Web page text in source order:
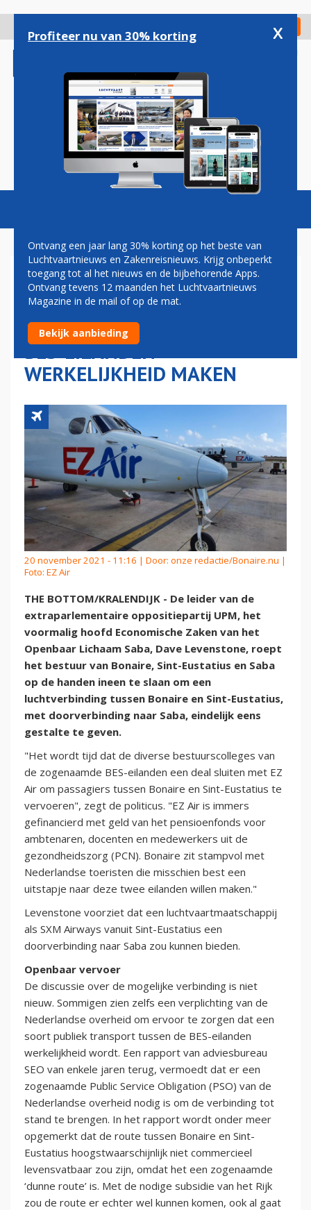
gaan
Check in
Magazine Podcasts Vacatures
SABAANSE POLITICUS
LEVENSTONE WIL
LUCHTVERBINDING TUSSEN
BES-EILANDEN
WERKELIJKHEID MAKEN
20 november 2021 - 11:16 | Door: onze redactie/Bonaire.nu |
Foto: EZ Air
THE BOTTOM/KRALENDIJK - De leider van de
extraparlementaire oppositiepartij UPM, het
voormalig hoofd Economische Zaken van het
Openbaar Lichaam Saba, Dave Levenstone, roept
het bestuur van Bonaire, Sint-Eustatius en Saba
op de handen ineen te slaan om een
luchtverbinding tussen Bonaire en Sint-Eustatius,
met doorverbinding naar Saba, eindelijk eens
gestalte te geven.
"Het wordt tijd dat de diverse bestuurscolleges van
de zogenaamde BES-eilanden een deal sluiten met EZ
Air om passagiers tussen Bonaire en Sint-Eustatius te
vervoeren", zegt de politicus. "EZ Air is immers
gefinancierd met geld van het pensioenfonds voor
ambtenaren, docenten en medewerkers uit de
gezondheidszorg (PCN). Bonaire zit stampvol met
Nederlandse toeristen die misschien best een
uitstapje naar deze twee eilanden willen maken."
Levenstone voorziet dat een luchtvaartmaatschappij
als SXM Airways vanuit Sint-Eustatius een
doorverbinding naar Saba zou kunnen bieden.
Openbaar vervoer
De discussie over de mogelijke verbinding is niet
nieuw. Sommigen zien zelfs een verplichting van de
Nederlandse overheid om ervoor te zorgen dat een
soort publiek transport tussen de BES-eilanden
werkelijkheid wordt. Een rapport van adviesbureau
SEO van enkele jaren terug, vermoedt dat er een
zogenaamde Public Service Obligation (PSO) van de
Nederlandse overheid nodig is om de verbinding tot
stand te brengen. In het rapport wordt onder meer
opgemerkt dat de route tussen Bonaire en Sint-
Eustatius hoogstwaarschijnlijk niet commercieel
levensvatbaar zou zijn, omdat het een zogenaamde
‘dunne route’ is. Met de nodige subsidie van het Rijk
zou de route er echter wel kunnen komen, ook al gaat
Profiteer nu van 30% korting x
Ontvang een jaar lang 30% korting op het beste van
Luchtvaartnieuws en Zakenreisnieuws. Krijg onbeperkt
toegang tot al het nieuws en de bijbehorende Apps.
Ontvang tevens 12 maanden het Luchtvaartnieuws
Magazine in de mail of op de mat.
Bekijk aanbieding